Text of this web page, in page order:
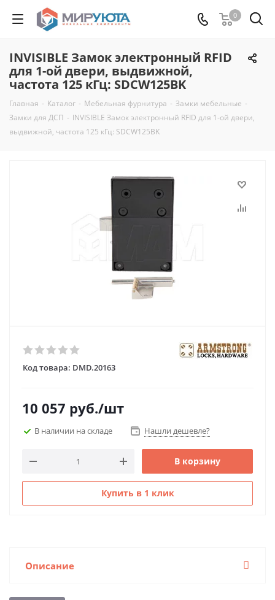
0
INVISIBLE Замок электронный RFID
для 1-ой двери, выдвижной,
частота 125 кГц: SDCW125BK
Главная - Каталог - Мебельная фурнитура - Замки мебельные -
Замки для ДСП - INVISIBLE Замок электронный RFID для 1-ой двери,
выдвижной, частота 125 кГц: SDCW125BK
Код товара: DMD.20163
10 057 руб./шт
В наличии на складе Нашли дешевле?
В корзину
Купить в 1 клик
Описание